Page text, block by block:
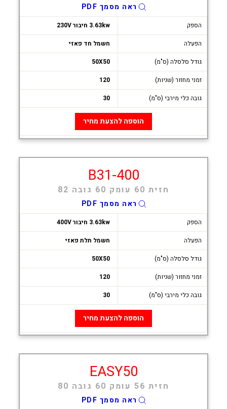
ראה מסמך PDF
הספק
3.63kw חיבור 230V
הפעלה
חשמל חד פאזי
גודל סלסלה (ס"מ)
50X50
זמני מחזור (שניות)
120
גובה כלי מירבי (ס"מ)
30
הוספה להצעת מחיר
B31-400
חזית 60 עומק 60 גובה 82
ראה מסמך PDF
הספק
3.63kw חיבור 400V
הפעלה
חשמל תלת פאזי
גודל סלסלה (ס"מ)
50X50
זמני מחזור (שניות)
120
גובה כלי מירבי (ס"מ)
30
הוספה להצעת מחיר
EASY50
חזית 56 עומק 60 גובה 80
ראה מסמך PDF